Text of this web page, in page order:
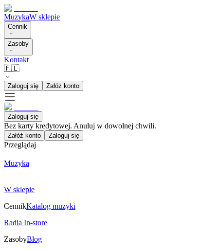
MuzykaW sklepie
Cennik
Zasoby
Kontakt
🇵🇱
Zaloguj się Załóż konto
Zaloguj się
Bez karty kredytowej. Anuluj w dowolnej chwili.
Załóż konto Zaloguj się
Przeglądaj
Muzyka
W sklepie
CennikKatalog muzyki
Radia In-store
ZasobyBlog